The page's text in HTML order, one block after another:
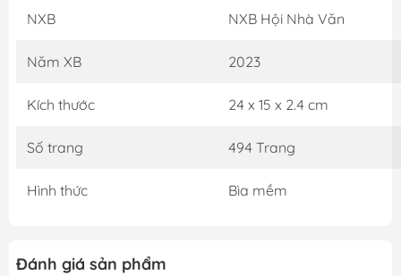
NXB NXB Hội Nhà Văn
Năm XB 2023
Kích thước 24 x 15 x 2.4 cm
Số trang 494 Trang
Hình thức Bìa mềm
Đánh giá sản phẩm